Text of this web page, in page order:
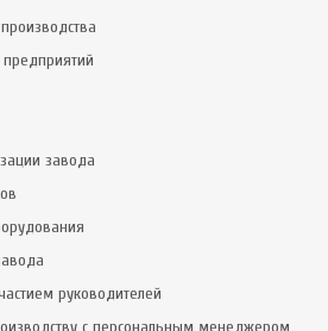
завода
руководителей
с персональным менеджером